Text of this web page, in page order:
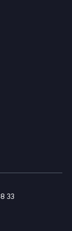
33